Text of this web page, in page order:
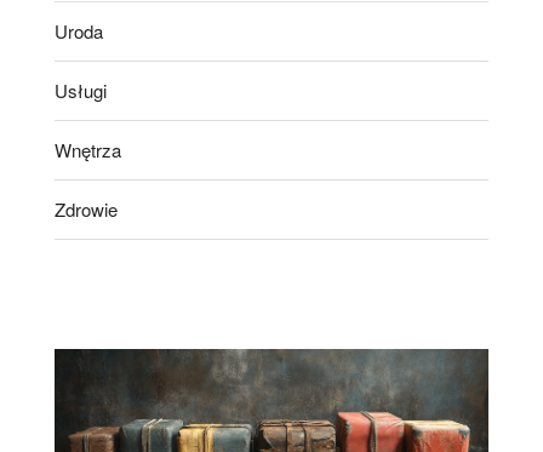
Uroda
Usługi
Wnętrza
Zdrowie